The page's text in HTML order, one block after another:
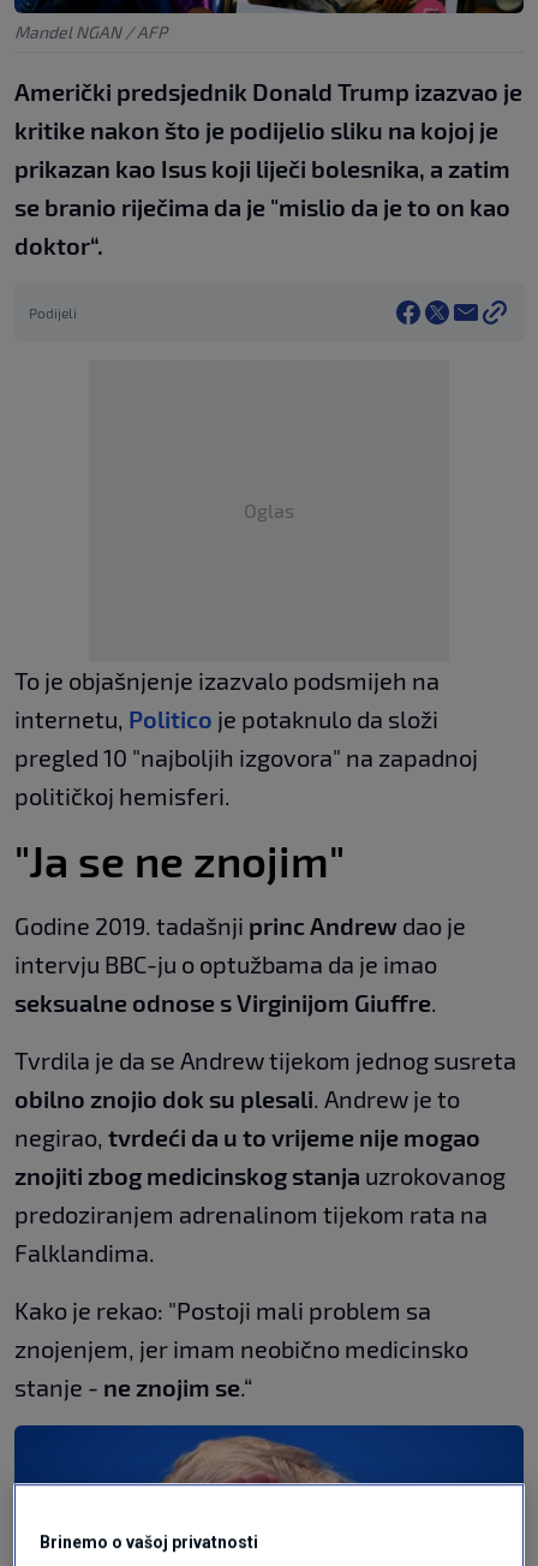
Mandel NGAN / AFP
Američki predsjednik Donald Trump izazvao je
kritike nakon što je podijelio sliku na kojoj je
prikazan kao Isus koji liječi bolesnika, a zatim
se branio riječima da je "mislio da je to on kao
doktor“.
Podijeli
Oglas
To je objašnjenje izazvalo podsmijeh na
internetu, Politico je potaknulo da složi
pregled 10 "najboljih izgovora" na zapadnoj
političkoj hemisferi.
"Ja se ne znojim"
Godine 2019. tadašnji princ Andrew dao je
intervju BBC-ju o optužbama da je imao
seksualne odnose s Virginijom Giuffre.
Tvrdila je da se Andrew tijekom jednog susreta
obilno znojio dok su plesali. Andrew je to
negirao, tvrdeći da u to vrijeme nije mogao
znojiti zbog medicinskog stanja uzrokovanog
predoziranjem adrenalinom tijekom rata na
Falklandima.
Kako je rekao: "Postoji mali problem sa
znojenjem, jer imam neobično medicinsko
stanje - ne znojim se.“
Brinemo o vašoj privatnosti